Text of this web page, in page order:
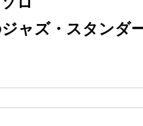
ャズ・スタンダ